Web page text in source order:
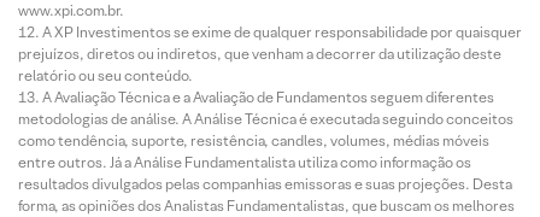
www.xpi.com.br.
A XP Investimentos se exime de qualquer responsabilidade por quaisquer
prejuízos, diretos ou indiretos, que venham a decorrer da utilização deste
relatório ou seu conteúdo.
A Avaliação Técnica e a Avaliação de Fundamentos seguem diferentes
metodologias de análise. A Análise Técnica é executada seguindo conceitos
como tendência, suporte, resistência, candles, volumes, médias móveis
entre outros. Já a Análise Fundamentalista utiliza como informação os
resultados divulgados pelas companhias emissoras e suas projeções. Desta
forma, as opiniões dos Analistas Fundamentalistas, que buscam os melhores